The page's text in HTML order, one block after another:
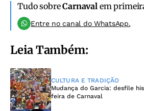
Tudo sobreCarnaval em
Entre no canal do WhatsApp.
Leia Também:
CULTURA E TRADIÇÃO
Mudança do Garcia: desfile
feira de Carnaval